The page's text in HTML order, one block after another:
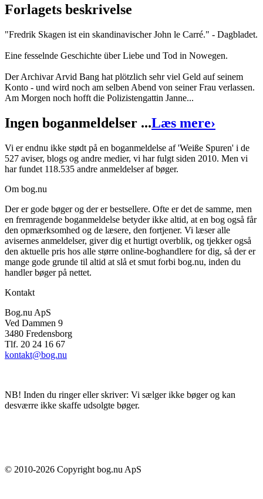
Format:Lydbog til download
ISBN:9788711506783
Forlag: SAGA Egmont
Udgivet: 27. januar 2016
Forlagets beskrivelse
"Fredrik Skagen ist ein skandinavischer John le Carré." - Dagbladet.
Eine fesselnde Geschichte über Liebe und Tod in Nowegen.
Der Archivar Arvid Bang hat plötzlich sehr viel Geld auf seinem
Konto - und wird noch am selben Abend von seiner Frau verlassen.
Am Morgen noch hofft die Polizistengattin Janne...
Ingen boganmeldelser ...Læs mere›
Vi er endnu ikke stødt på en boganmeldelse af 'Weiße Spuren' i de
527 aviser, blogs og andre medier, vi har fulgt siden 2010. Men vi
har fundet 118.535 andre anmeldelser af bøger.
Om bog.nu
Der er gode bøger og der er bestsellere. Ofte er det de samme, men
en fremragende boganmeldelse betyder ikke altid, at en bog også får
den opmærksomhed og de læsere, den fortjener. Vi læser alle
avisernes anmeldelser, giver dig et hurtigt overblik, og tjekker også
den aktuelle pris hos alle større online-boghandlere for dig, så der er
mange gode grunde til altid at slå et smut forbi bog.nu, inden du
handler bøger på nettet.
Kontakt
Bog.nu ApS
Ved Dammen 9
3480 Fredensborg
Tlf. 20 24 16 67
kontakt@bog.nu
NB! Inden du ringer eller skriver: Vi sælger ikke bøger og kan
desværre ikke skaffe udsolgte bøger.
© 2010-2026 Copyright bog.nu ApS